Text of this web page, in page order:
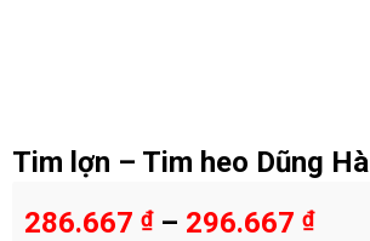
Tim lợn – Tim heo Dũng Hà
286.667 ₫– 296.667 ₫